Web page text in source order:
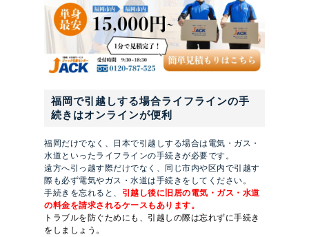
福岡で引越しする場合ライフラインの手
続きはオンラインが便利
福岡だけでなく、日本で引越しする場合は電気・ガス・
水道といったライフラインの手続きが必要です。
遠方へ引っ越す際だけでなく、同じ市内や区内で引越す
際も必ず電気やガス・水道は手続きをしてください。
手続きを忘れると、
引越し後に旧居の電気・ガス・水道
の料金を請求されるケースもあります。
トラブルを防ぐためにも、引越しの際は忘れずに手続き
をしましょう。